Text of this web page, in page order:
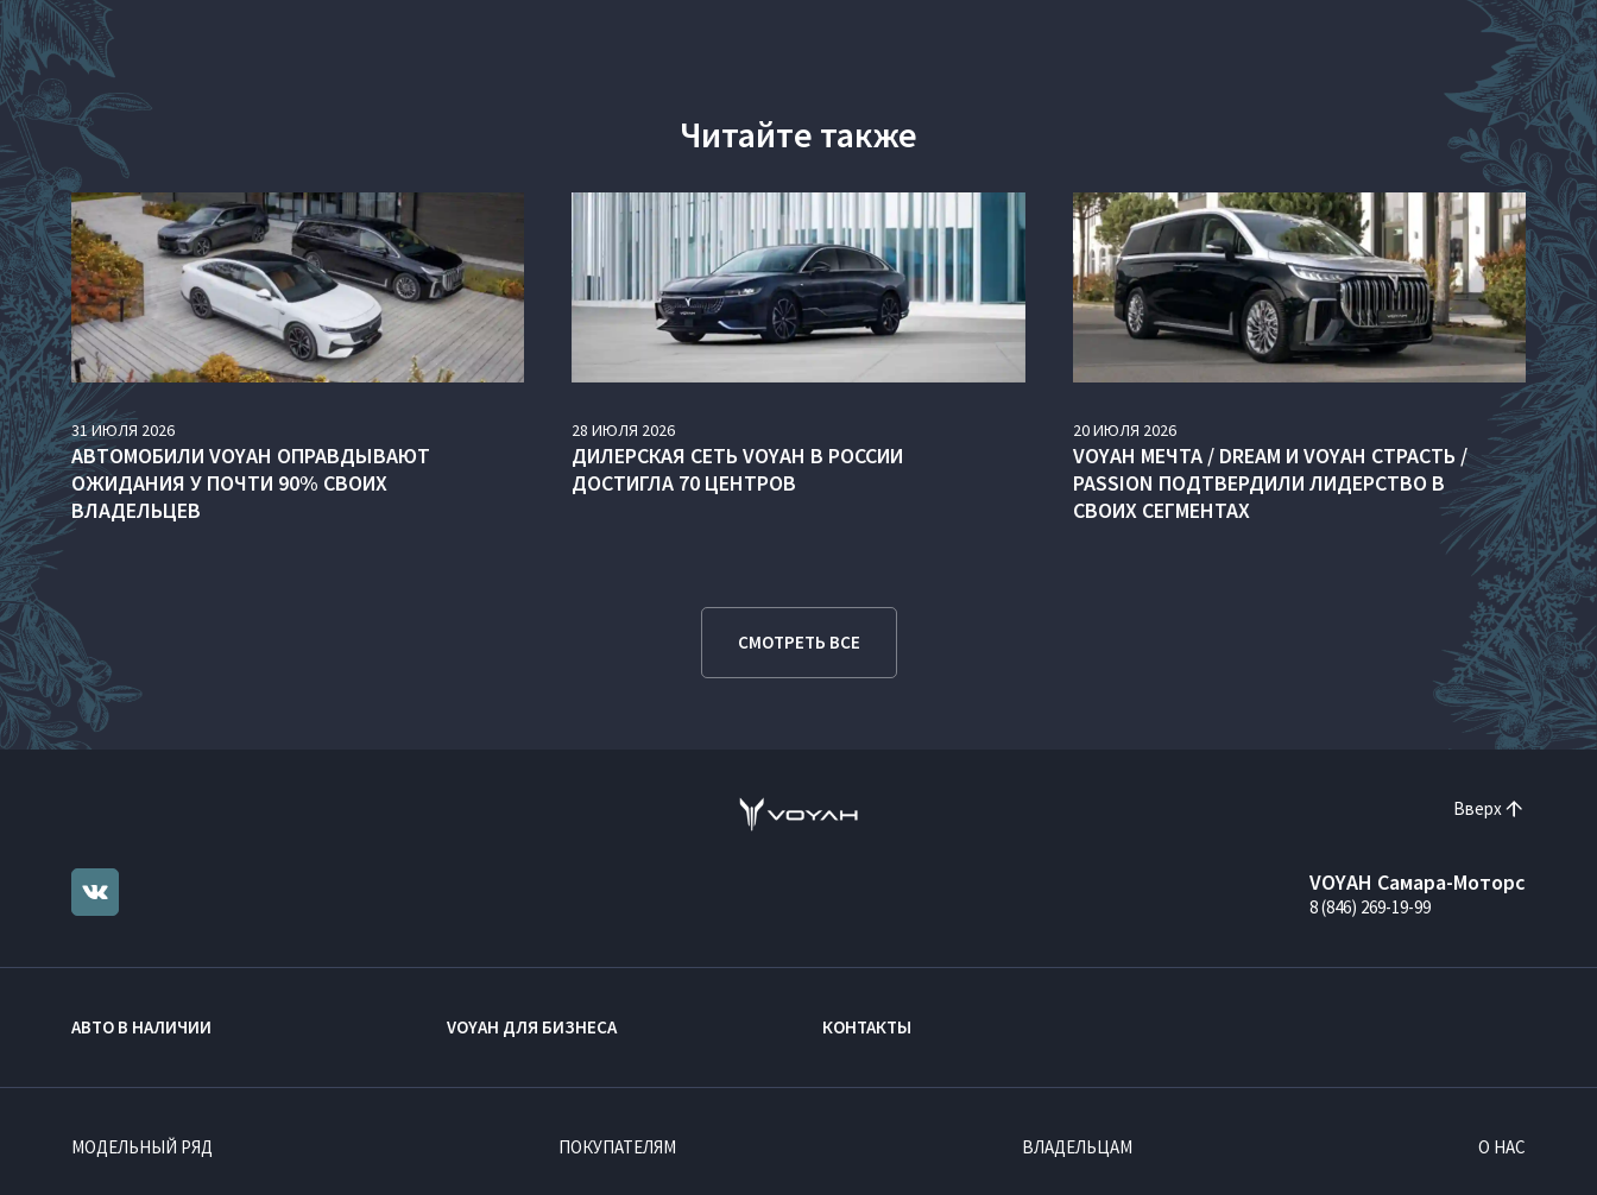
Читайте также
31ИЮЛЯ 2026
АВТОМОБИЛИ VOYAH ОПРАВДЫВАЮТ
ОЖИДАНИЯ У ПОЧТИ 90% СВОИХ
ВЛАДЕЛЬЦЕВ
28 ИЮЛЯ 2026
ДИЛЕРСКАЯ СЕТЬ VOYAH В РОССИИ
ДОСТИГЛА 70 ЦЕНТРОВ
20ИЮЛЯ 2026
VOYAH МЕЧТА / DREAM И VOYAH СТРАСТЬ /
PASSION ПОДТВЕРДИЛИ ЛИДЕРСТВО В
СВОИХ СЕГМЕНТАХ
СМОТРЕТЬ ВСЕ
Вверх
VOYAH Самара-Моторс
8 (846) 269-19-99
АВТО В НАЛИЧИИ VOYAH ДЛЯ БИЗНЕСА КОНТАКТЫ
МОДЕЛЬНЫЙ РЯД ПОКУПАТЕЛЯМ ВЛАДЕЛЬЦАМ О НАС